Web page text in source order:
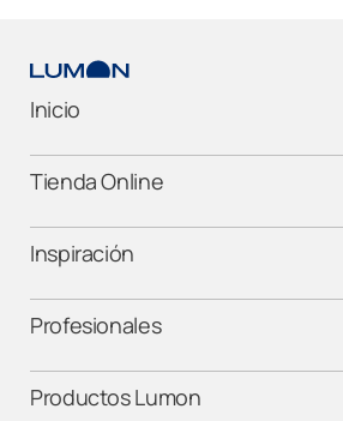
Inicio
Tienda Online
Inspiración
Profesionales
Productos Lumon